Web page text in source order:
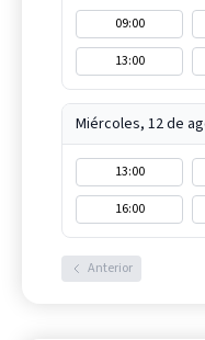
09:00
13:00
Miércoles, 12 de
13:00
16:00
Anterior